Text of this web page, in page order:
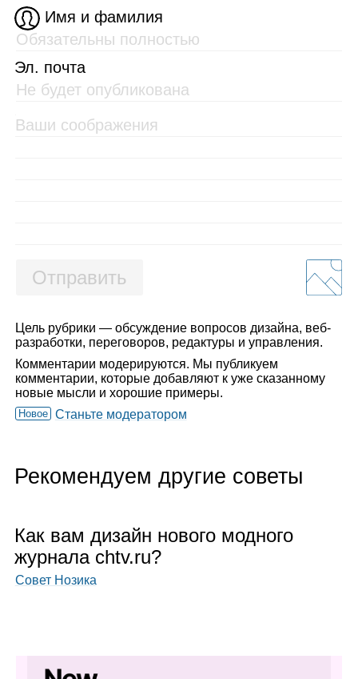
Имя и фамилия
Эл. почта
Отправить
Цель рубрики — обсуждение вопросов дизайна, веб-
разработки, переговоров, редактуры и управления.
Комментарии модерируются. Мы публикуем
комментарии, которые добавляют к уже сказанному
новые мысли и хорошие примеры.
Новое Станьте модератором
Рекомендуем другие советы
Как вам дизайн нового мод­ного
жур­нала chtv.ru?
Совет Нозика